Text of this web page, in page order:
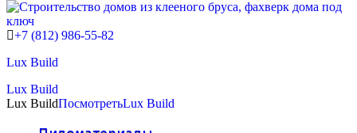
+7 (812) 986-55-82
Lux Build
Lux Build
Lux BuildПосмотретьLux Build